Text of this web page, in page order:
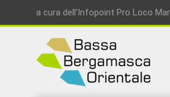
a cura dell'Infopoint Pro Loco